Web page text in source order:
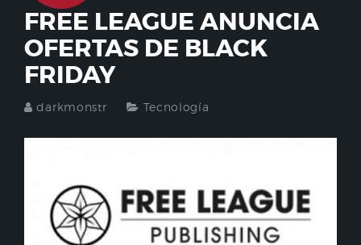
FREE LEAGUE ANUNCIA
OFERTAS DE BLACK
FRIDAY
darkmonstr Tecnología